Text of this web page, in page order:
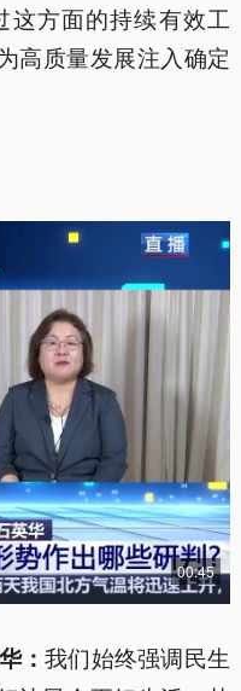
方面的持续有效工
高质量发展注入确定
00:45
：我们始终强调民生